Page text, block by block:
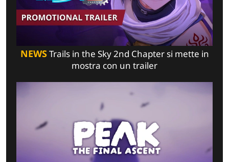
NEWSTrails in the Sky 2nd Chapter si mette in
mostra con un trailer